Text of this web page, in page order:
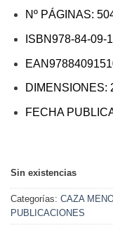
Nº PÁGINAS:
ISBN978-84-09-
DIMENSIONES:
FECHA
Sin existencias
Categorías: CAZA
PUBLICACIONES